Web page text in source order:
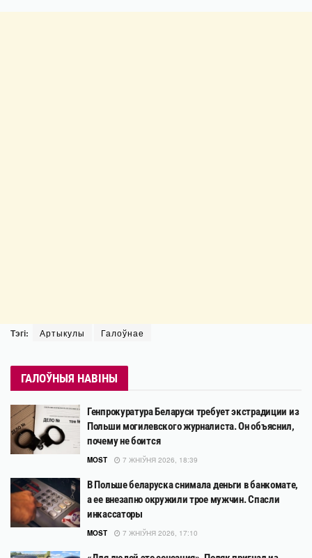
Тэгі: Артыкулы Галоўнае
ГАЛОЎНЫЯ НАВІНЫ
Генпрокуратура Беларуси требует экстрадиции из
Польши могилевского журналиста. Он объяснил,
почему не боится
MOST 7 ЖНІЎНЯ 2026, 18:39
В Польше беларуска снимала деньги в банкомате,
а ее внезапно окружили трое мужчин. Спасли
инкассаторы
MOST 7 ЖНІЎНЯ 2026, 17:10